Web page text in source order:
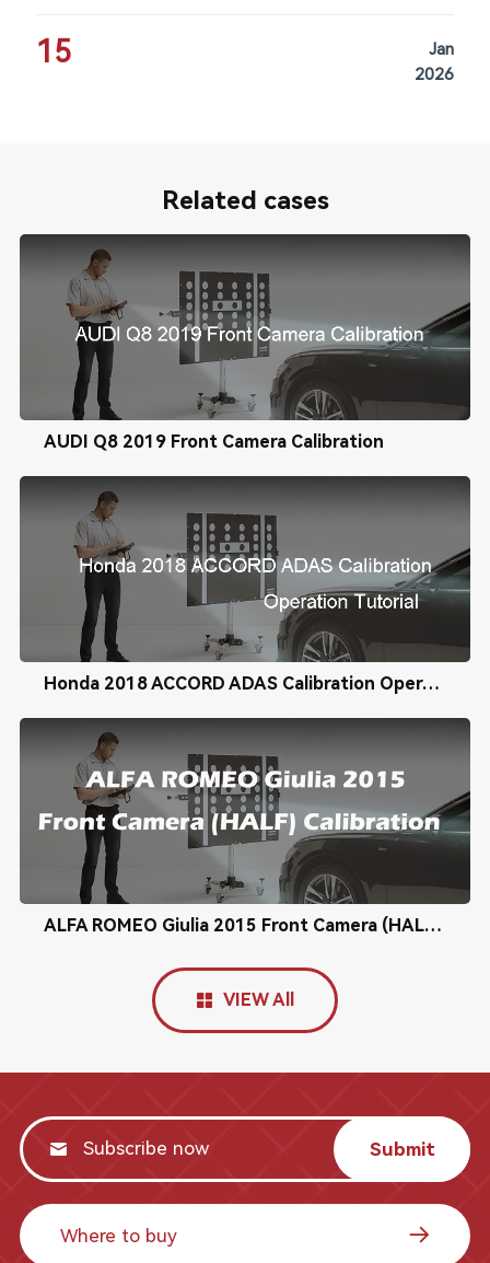
15
Jan
2026
Related cases
AUDI Q8 2019 Front Camera Calibration
Honda 2018 ACCORD ADAS Calibration Operation Tutorial
ALFA ROMEO Giulia 2015 Front Camera (HALF) Calibration
VIEW All
Submit
Where to buy